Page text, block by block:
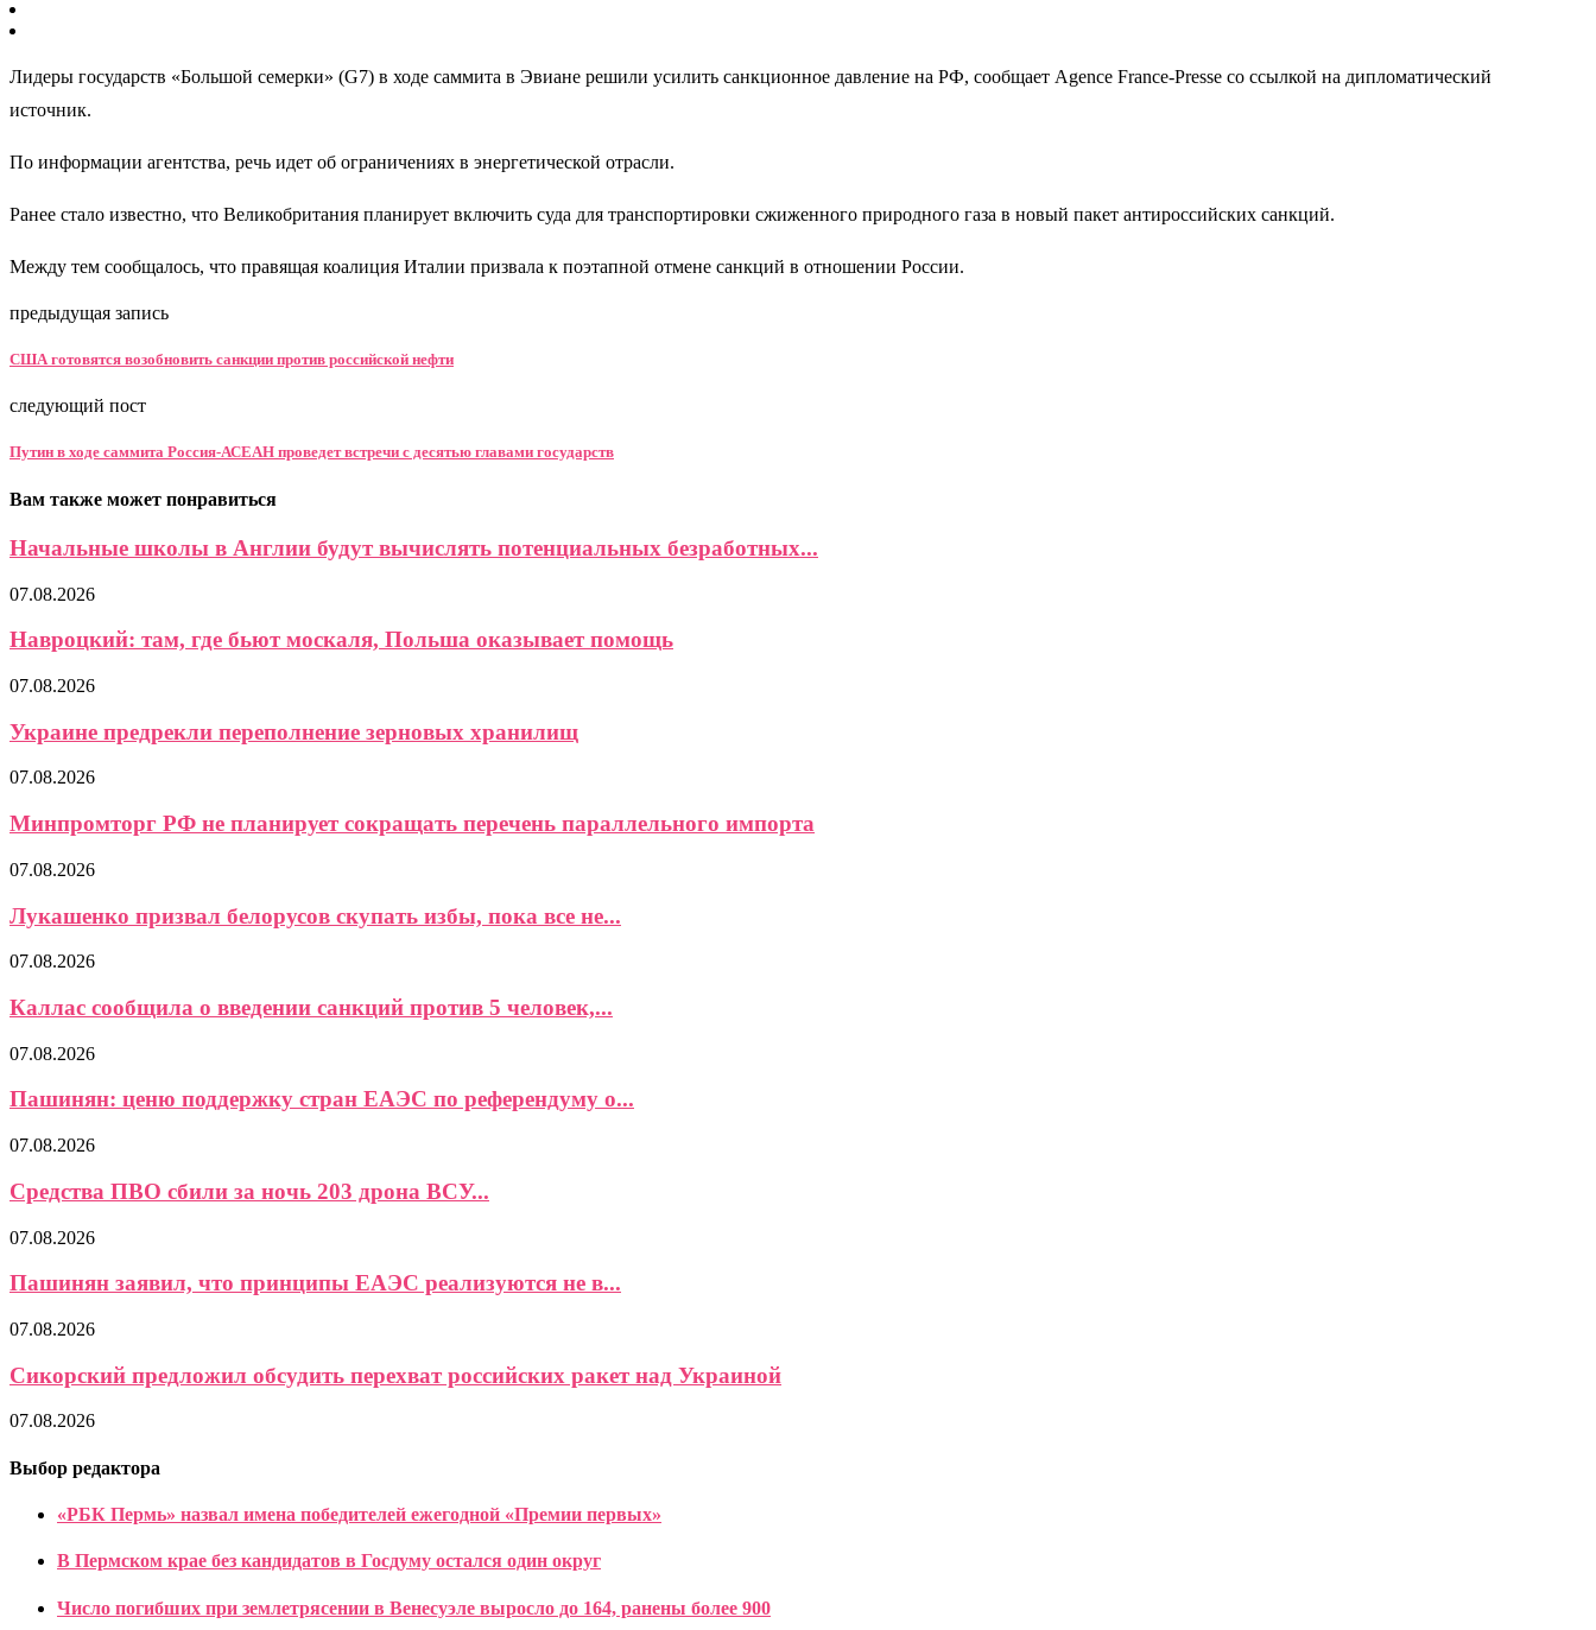
Лидеры государств «Большой семерки» (G7) в ходе саммита в Эвиане решили усилить санкционное давление на РФ, сообщает Agence France-Presse со ссылкой на дипломатический
источник.
По информации агентства, речь идет об ограничениях в энергетической отрасли.
Ранее стало известно, что Великобритания планирует включить суда для транспортировки сжиженного природного газа в новый пакет антироссийских санкций.
Между тем сообщалось, что правящая коалиция Италии призвала к поэтапной отмене санкций в отношении России.
предыдущая запись
США готовятся возобновить санкции против российской нефти
следующий пост
Путин в ходе саммита Россия-АСЕАН проведет встречи с десятью главами государств
Вам также может понравиться
Начальные школы в Англии будут вычислять потенциальных безработных...
07.08.2026
Навроцкий: там, где бьют москаля, Польша оказывает помощь
07.08.2026
Украине предрекли переполнение зерновых хранилищ
07.08.2026
Минпромторг РФ не планирует сокращать перечень параллельного импорта
07.08.2026
Лукашенко призвал белорусов скупать избы, пока все не...
07.08.2026
Каллас сообщила о введении санкций против 5 человек,...
07.08.2026
Пашинян: ценю поддержку стран ЕАЭС по референдуму о...
07.08.2026
Средства ПВО сбили за ночь 203 дрона ВСУ...
07.08.2026
Пашинян заявил, что принципы ЕАЭС реализуются не в...
07.08.2026
Сикорский предложил обсудить перехват российских ракет над Украиной
07.08.2026
Выбор редактора
«РБК Пермь» назвал имена победителей ежегодной «Премии первых»
В Пермском крае без кандидатов в Госдуму остался один округ
Число погибших при землетрясении в Венесуэле выросло до 164, ранены более 900